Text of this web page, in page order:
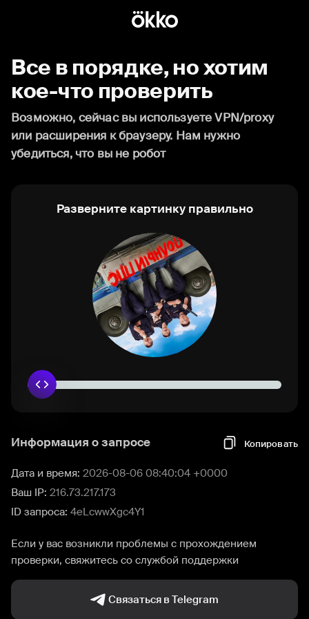
Все в порядке, но хотим
кое-что проверить
Возможно, сейчас вы используете VPN/proxy
или расширения к браузеру. Нам нужно
убедиться, что вы не робот
Разверните картинку правильно
Информация о запросе Копировать
Дата и время: 2026-08-06 08:40:04 +0000
Ваш IP: 216.73.217.173
ID запроса: 4eLcwwXgc4Y1
Если у вас возникли проблемы с прохождением
проверки, свяжитесь со службой поддержки
Связаться в Telegram